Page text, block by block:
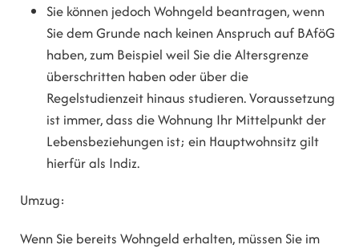
Sie können jedoch Wohngeld beantragen, wenn
Sie dem Grunde nach keinen Anspruch auf BAföG
haben, zum Beispiel weil Sie die Altersgrenze
überschritten haben oder über die
Regelstudienzeit hinaus studieren. Voraussetzung
ist immer, dass die Wohnung Ihr Mittelpunkt der
Lebensbeziehungen ist; ein Hauptwohnsitz gilt
hierfür als Indiz.
Umzug:
Wenn Sie bereits Wohngeld erhalten, müssen Sie im